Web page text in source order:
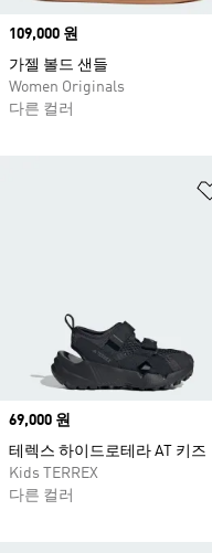
Price
109,000 원
가젤 볼드 샌들
Women Originals
다른 컬러
Price
69,000 원
테렉스 하이드로테라 AT 키즈
Kids TERREX
다른 컬러